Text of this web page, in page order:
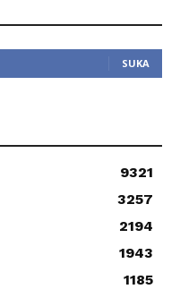
SUKA
9321
3257
2194
1943
1185